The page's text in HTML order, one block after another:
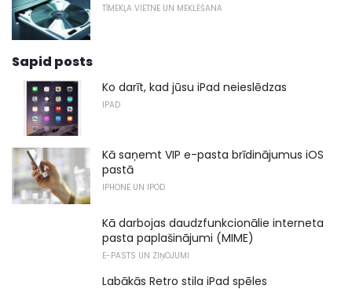
TĪMEKĻA VIETNE UN MEKLĒŠANA
Sapid posts
Ko darīt, kad jūsu iPad neieslēdzas
IPAD
Kā saņemt VIP e-pasta brīdinājumus iOS
pastā
IPHONE UN IPOD
Kā darbojas daudzfunkcionālie interneta
pasta paplašinājumi (MIME)
E-PASTS UN ZIŅOJUMI
Labākās Retro stila iPad spēles